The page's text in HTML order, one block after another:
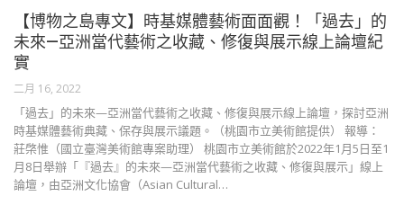
【博物之島專文】時基媒體藝術面面觀！「過去」的
未來—亞洲當代藝術之收藏、修復與展示線上論壇紀
實
二月 16, 2022
「過去」的未來—亞洲當代藝術之收藏、修復與展示線上論壇，探討亞洲
時基媒體藝術典藏、保存與展示議題。（桃園市立美術館提供） 報導：
莊棨惟（國立臺灣美術館專案助理） 桃園市立美術館於2022年1月5日至1
月8日舉辦「『過去』的未來—亞洲當代藝術之收藏、修復與展示」線上
論壇，由亞洲文化協會（Asian Cultural…